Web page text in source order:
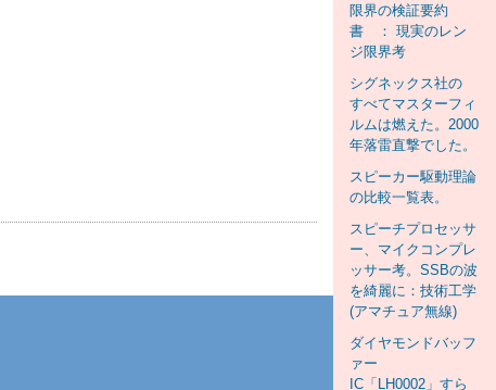
限界の検証要約
書 ： 現実のレン
ジ限界考
シグネックス社の
すべてマスターフィ
ルムは燃えた。2000
年落雷直撃でした。
スピーカー駆動理論
の比較一覧表。
スピーチプロセッサ
ー、マイクコンプレ
ッサー考。SSBの波
を綺麗に：技術工学
(アマチュア無線)
ダイヤモンドバッフ
ァー
IC「LH0002」すら